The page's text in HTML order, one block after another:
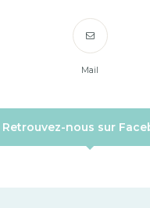
Mail
Retrouvez-nous sur